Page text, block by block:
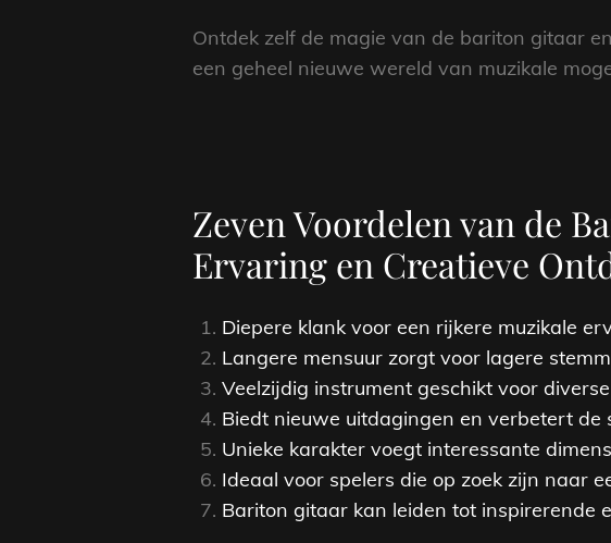
Ontdek zelf de magie van de bariton gitaar
een geheel nieuwe wereld van muzikale
Zeven Voordelen van de
Ervaring en Creatieve
Diepere klank voor een rijkere muzikale
Langere mensuur zorgt voor lagere
Veelzijdig instrument geschikt voor
Biedt nieuwe uitdagingen en verbetert de
Unieke karakter voegt interessante
Ideaal voor spelers die op zoek zijn naar
Bariton gitaar kan leiden tot inspirerende